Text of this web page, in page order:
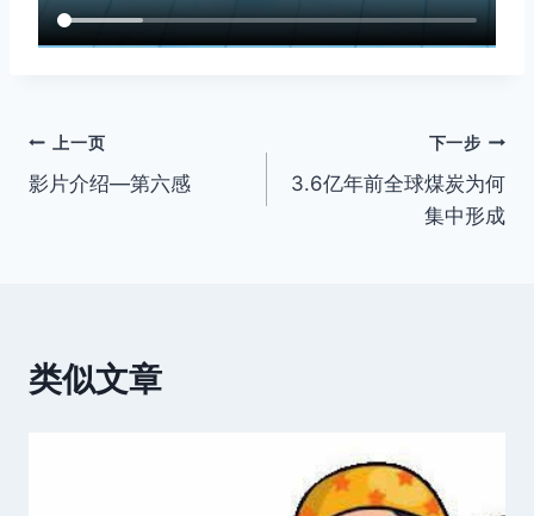
文
章
上一页
影片介绍—第六感
下一步
3.6亿年前全球煤炭为何
集中形成
类似文章